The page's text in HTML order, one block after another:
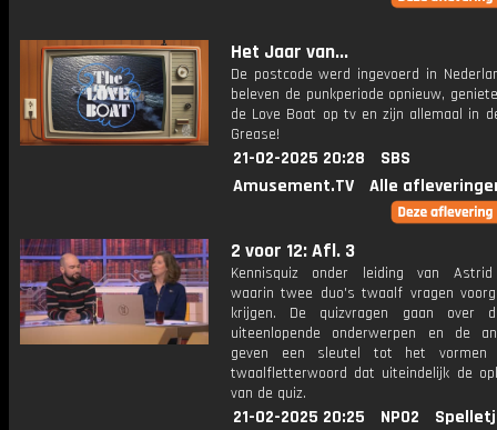
Het Jaar van...
De postcode werd ingevoerd in
beleven de punkperiode opnieuw,
de Love Boat op tv en zijn allemaal in
Grease!
21-02-2025 20:28
SBS
Amusement.TV
Alle
2 voor 12: Afl. 3
Kennisquiz onder leiding van
waarin twee duo's twaalf vragen
krijgen. De quizvragen gaan over
uiteenlopende onderwerpen en de
geven een sleutel tot het vormen
twaalfletterwoord dat uiteindelijk de
van de quiz.
21-02-2025 20:25 NPO2